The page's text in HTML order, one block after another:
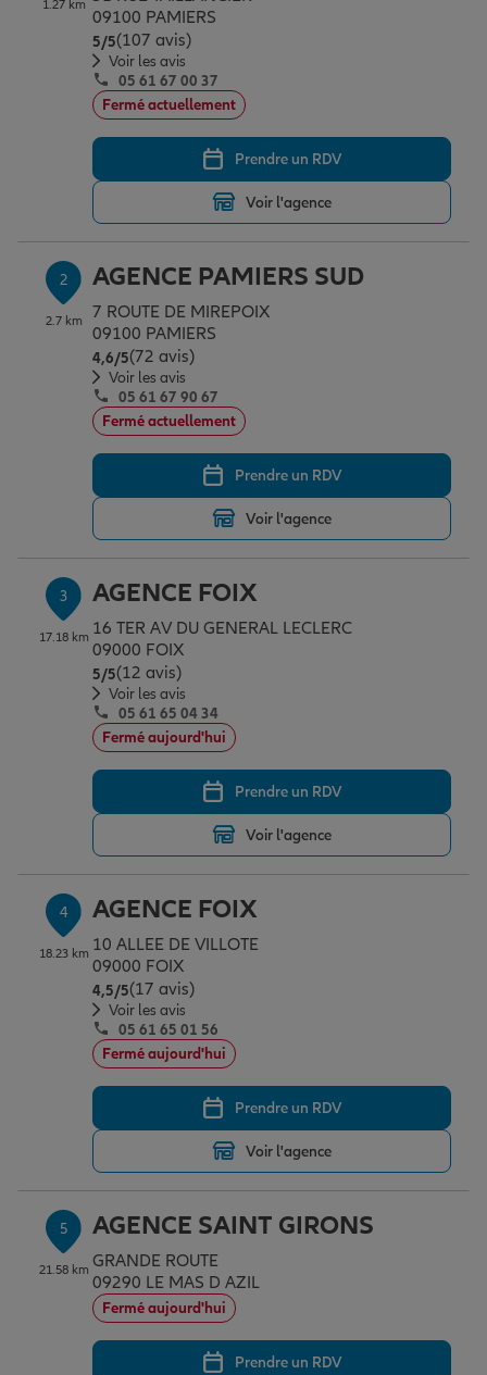
Assurance emprunteur
Prévoyance et dépendance
Assurance animal de compagnie
Protection de la famille
Protection juridique
Épargne & retraite
Plan épargne retraite
Assurance vie
Placements financiers
Investissements immobiliers
Transmission
Vos projets
Partir en vacances
Déménager
Changer de voiture
Départ à la retraite
Conseil assurance
Outre-mer
Assurance auto
Assurance habitation
Garantie des accidents de la vie
Assurance scolaire
Protection juridique
Tous nos devis d'assurance
Professionnels
Allianz en France
1.27 km
09100 PAMIERS
5/5Note de 5 sur 5
(107 avis)
Voir les avis
05 61 67 00 37
Fermé actuellement
Prendre un RDV
Voir l'agence
2
2.7 km
AGENCE PAMIERS SUD
7 ROUTE DE MIREPOIX
09100 PAMIERS
4,6/5Note de 4.6 sur 5
(72 avis)
Voir les avis
05 61 67 90 67
Fermé actuellement
Prendre un RDV
Voir l'agence
3
17.18 km
AGENCE FOIX
16 TER AV DU GENERAL LECLERC
09000 FOIX
5/5Note de 5 sur 5
(12 avis)
Voir les avis
05 61 65 04 34
Fermé aujourd'hui
Prendre un RDV
Voir l'agence
4
18.23 km
AGENCE FOIX
10 ALLEE DE VILLOTE
09000 FOIX
4,5/5Note de 4.5 sur 5
(17 avis)
Voir les avis
05 61 65 01 56
Fermé aujourd'hui
Prendre un RDV
Voir l'agence
5
21.58 km
AGENCE SAINT GIRONS
GRANDE ROUTE
09290 LE MAS D AZIL
Fermé aujourd'hui
Prendre un RDV